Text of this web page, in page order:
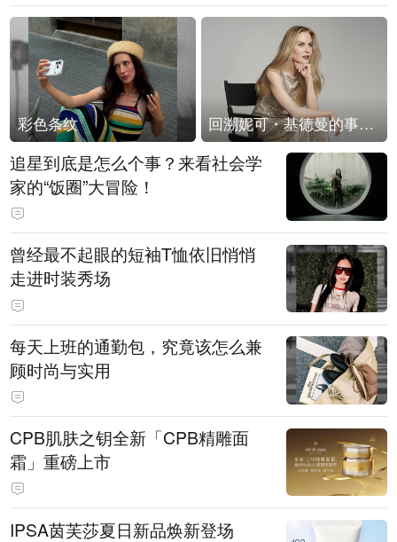
彩色条纹 回溯妮可・基德曼的事业轨迹
追星到底是怎么个事？来看社会学
家的“饭圈”大冒险！
曾经最不起眼的短袖T恤依旧悄悄
走进时装秀场
每天上班的通勤包，究竟该怎么兼
顾时尚与实用
CPB肌肤之钥全新「CPB精雕面
霜」重磅上市
IPSA茵芙莎夏日新品焕新登场